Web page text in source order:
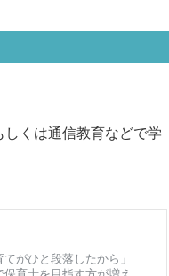
くは通信教育などで学